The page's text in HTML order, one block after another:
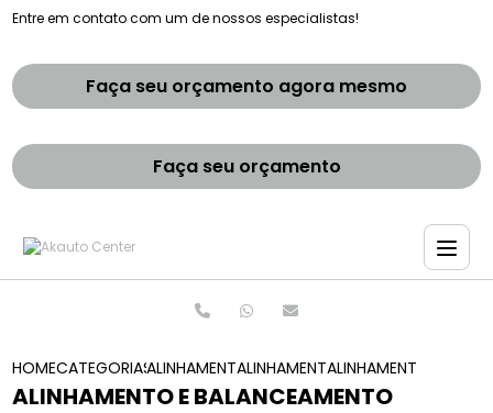
Entre em contato com um de nossos especialistas!
Faça seu orçamento agora mesmo
Faça seu orçamento
HOMECATEGORIASALINHAMENTO E BALANCEAMENTOS
ALINHAMENTO E BALANCEAMENTO
ALINHAMENTO E
ALINHAMENTO E BALANCEAMENTO